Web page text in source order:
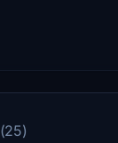
(25)